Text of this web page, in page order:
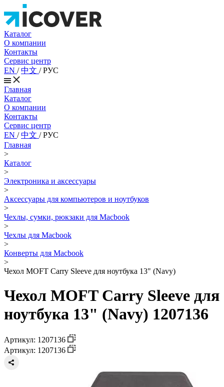
Каталог
О компании
Контакты
Сервис центр
EN /中文 /РУС
Главная
Каталог
О компании
Контакты
Сервис центр
EN /中文 /РУС
Главная
>
Каталог
>
Электроника и аксессуары
>
Аксессуары для компьютеров и ноутбуков
>
Чехлы, сумки, рюкзаки для Macbook
>
Чехлы для Macbook
>
Конверты для Macbook
>
Чехол MOFT Carry Sleeve для ноутбука 13" (Navy)
Чехол MOFT Carry Sleeve для
ноутбука 13" (Navy) 1207136
Артикул: 1207136
Артикул: 1207136